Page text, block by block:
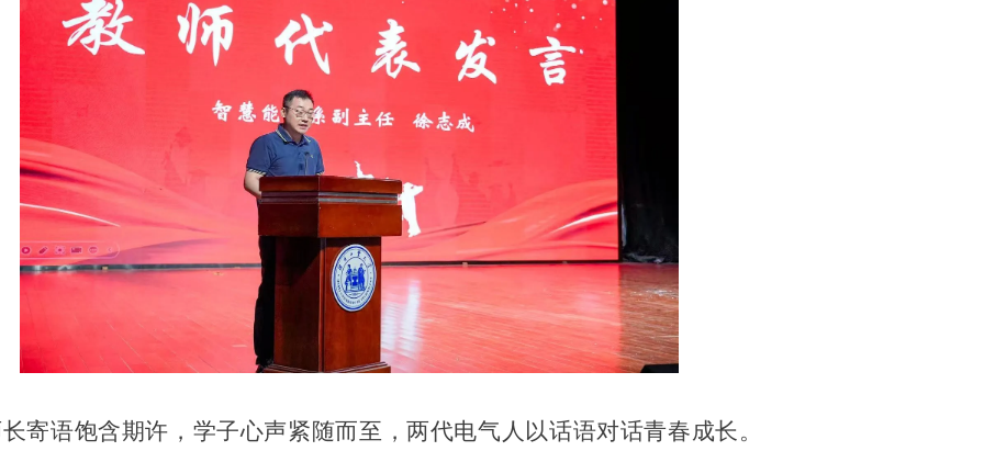
语饱含期许，学子心声紧随而至，两代电气人以话语对话青春成长。